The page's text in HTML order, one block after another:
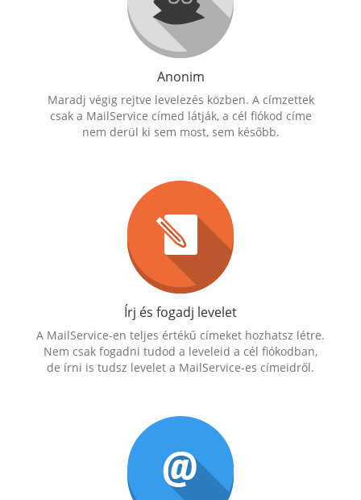
Anonim
Maradj végig rejtve levelezés közben. A címzettek
csak a MailService címed látják, a cél fiókod címe
nem derül ki sem most, sem később.
Írj és fogadj levelet
A MailService-en teljes értékű címeket hozhatsz létre.
Nem csak fogadni tudod a leveleid a cél fiókodban,
de írni is tudsz levelet a MailService-es címeidről.